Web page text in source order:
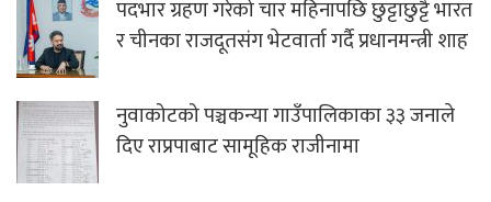
पदभार ग्रहण गरेको चार महिनापछि छुट्टाछुट्टै भारत
र चीनका राजदूतसंग भेटवार्ता गर्दै प्रधानमन्त्री शाह
नुवाकोटको पञ्चकन्या गाउँपालिकाका ३३ जनाले
दिए राप्रपाबाट सामूहिक राजीनामा